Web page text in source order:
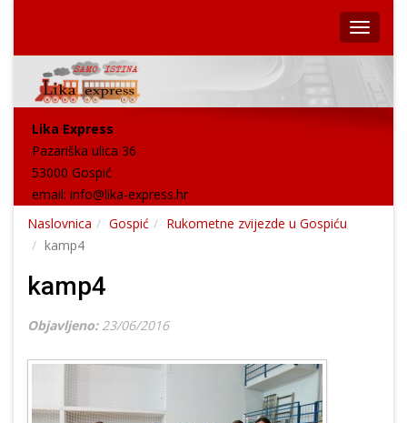
Lika Express
Pazariška ulica 36
53000 Gospić
email: info@lika-express.hr
Naslovnica
Gospić
Rukometne zvijezde u Gospiću
kamp4
kamp4
Objavljeno: 23/06/2016